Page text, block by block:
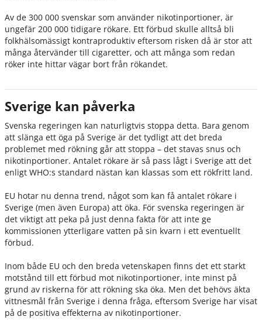
Av de 300 000 svenskar som använder nikotinportioner, är
ungefär 200 000 tidigare rökare. Ett förbud skulle alltså bli
folkhälsomässigt kontraproduktiv eftersom risken då är stor att
många återvänder till cigaretter, och att många som redan
röker inte hittar vägar bort från rökandet.
Sverige kan påverka
Svenska regeringen kan naturligtvis stoppa detta. Bara genom
att slänga ett öga på Sverige är det tydligt att det breda
problemet med rökning går att stoppa – det stavas snus och
nikotinportioner. Antalet rökare är så pass lågt i Sverige att det
enligt WHO:s standard nästan kan klassas som ett rökfritt land.
EU hotar nu denna trend, något som kan få antalet rökare i
Sverige (men även Europa) att öka. För svenska regeringen är
det viktigt att peka på just denna fakta för att inte ge
kommissionen ytterligare vatten på sin kvarn i ett eventuellt
förbud.
Inom både EU och den breda vetenskapen finns det ett starkt
motstånd till ett förbud mot nikotinportioner, inte minst på
grund av riskerna för att rökning ska öka. Men det behövs äkta
vittnesmål från Sverige i denna fråga, eftersom Sverige har visat
på de positiva effekterna av nikotinportioner.